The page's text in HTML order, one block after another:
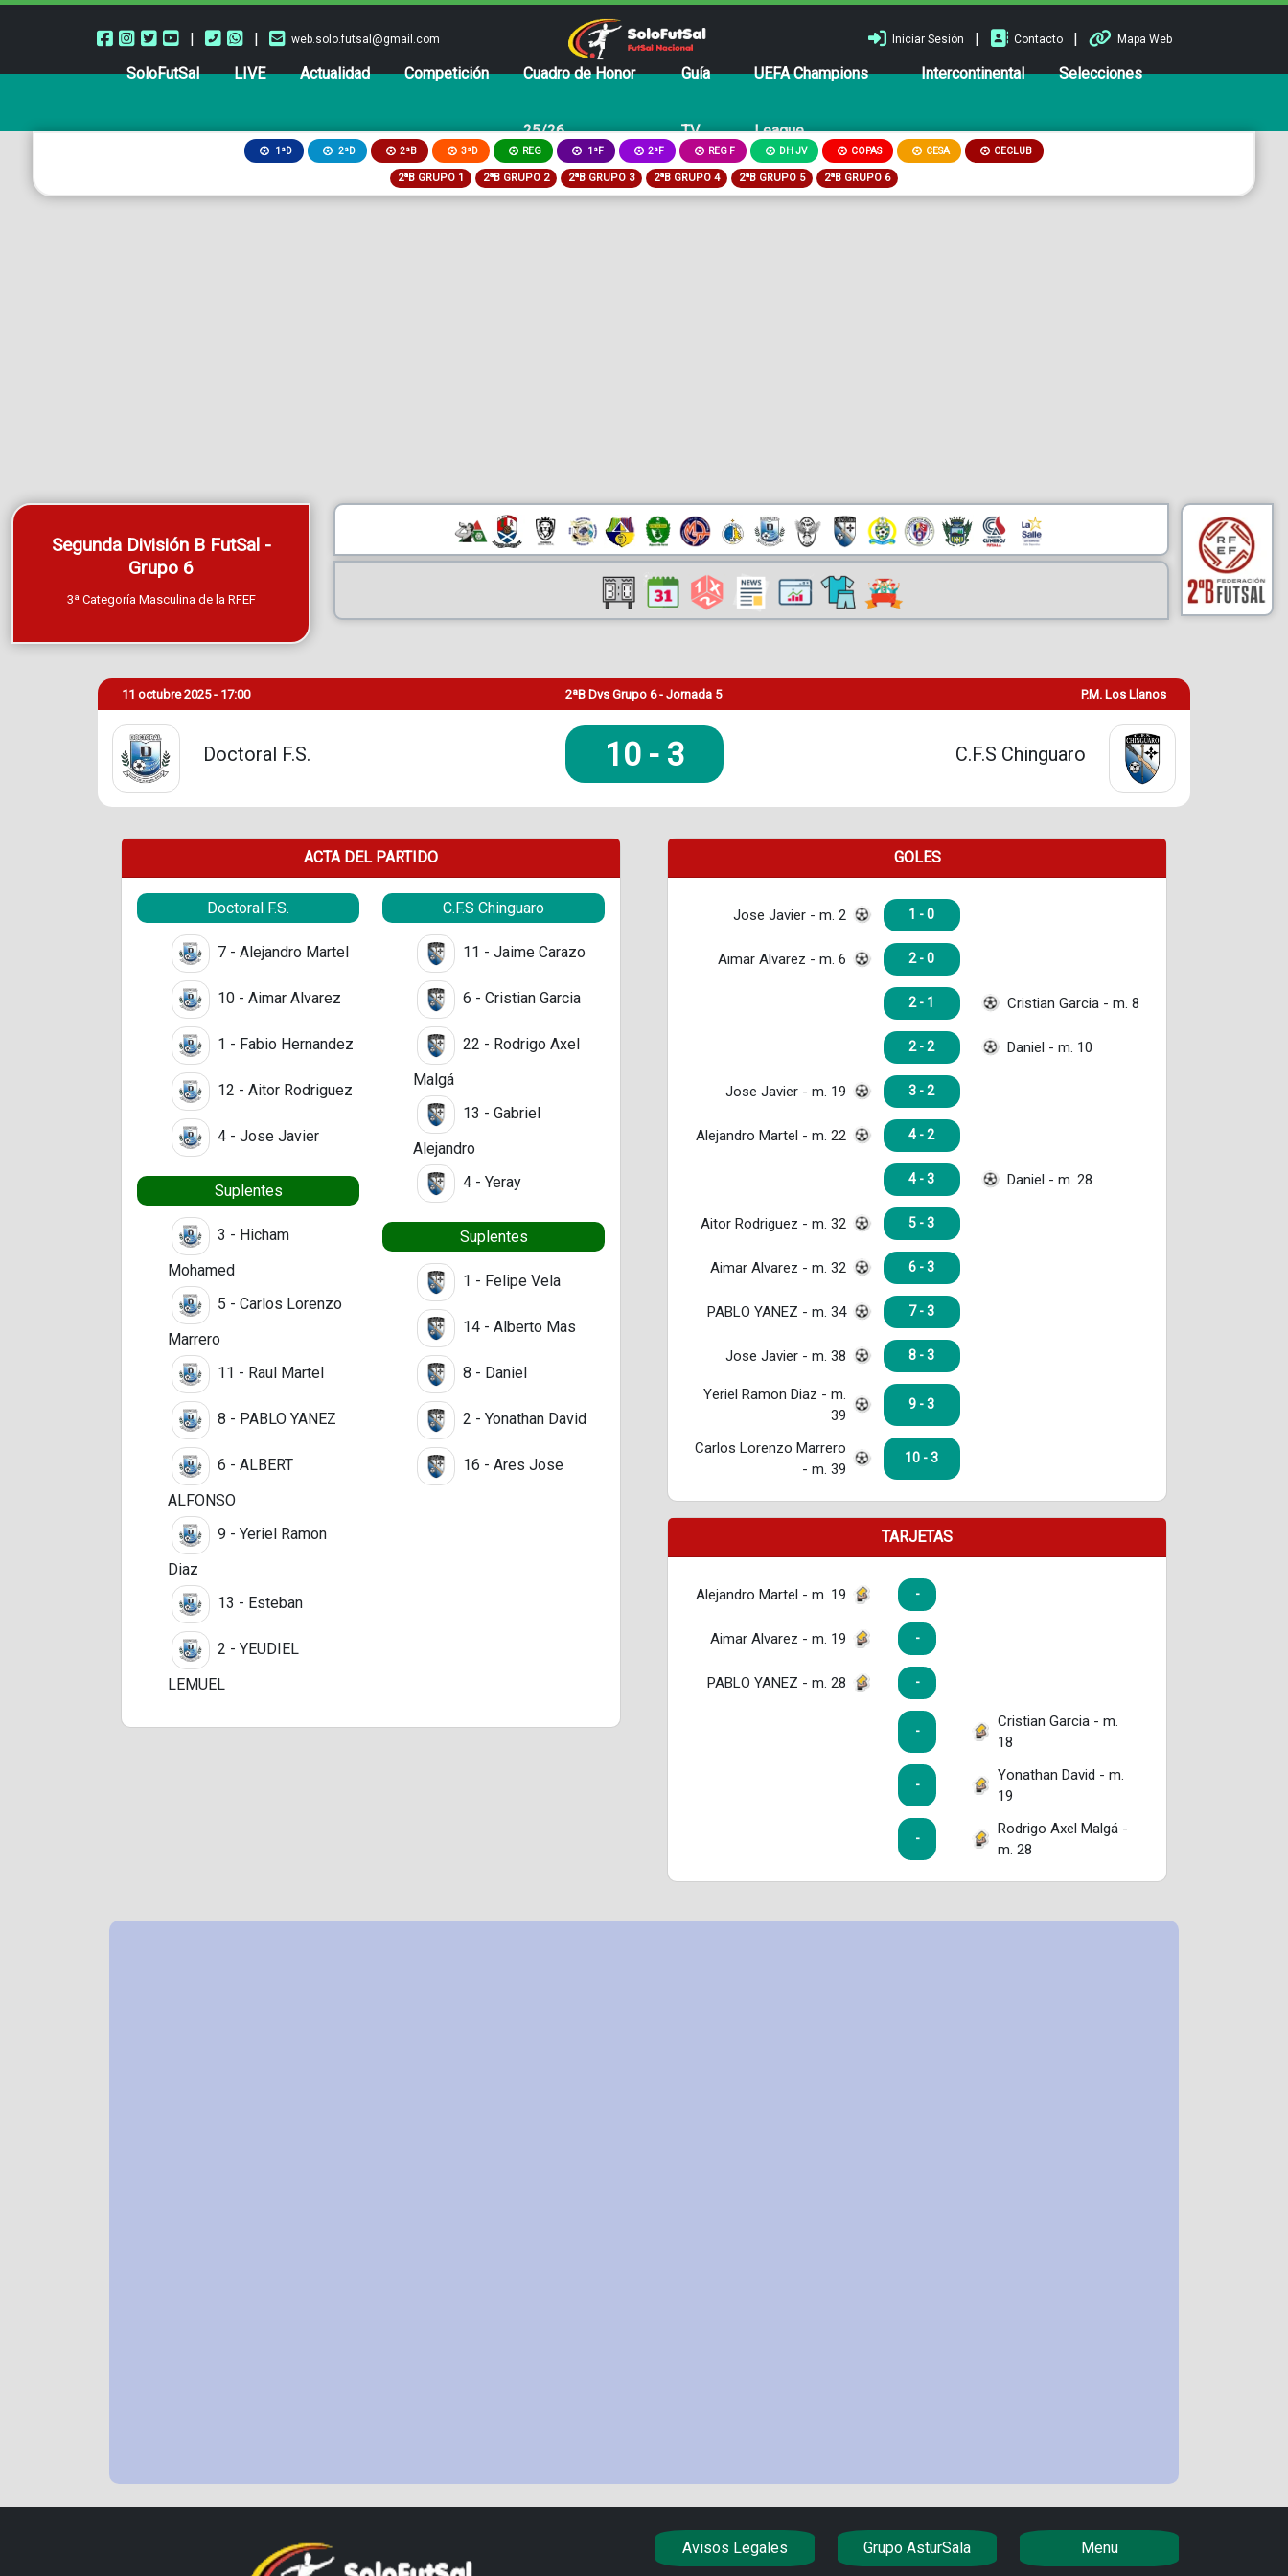
| | web.solo.futsal@gmail.com Iniciar Sesión | Contacto | Mapa Web
SoloFutSal LIVE Actualidad Competición Cuadro de Honor
25/26
Guía
TV
UEFA Champions
League
Intercontinental Selecciones
1ªD 2ªD 2ªB 3ªD REG 1ªF 2ªF REG F DH JV COPAS CESA CECLUB
2ªB GRUPO 1 2ªB GRUPO 2 2ªB GRUPO 3 2ªB GRUPO 4 2ªB GRUPO 5 2ªB GRUPO 6
Segunda División B FutSal -
Grupo 6
3ª Categoría Masculina de la RFEF
11 octubre 2025 - 17:00 2ªB Dvs Grupo 6 - Jornada 5 P.M. Los Llanos
Doctoral F.S. 10- 3 C.F.S Chinguaro
ACTA DEL PARTIDO
Doctoral F.S.
7 - Alejandro Martel
10 - Aimar Alvarez
1 - Fabio Hernandez
12 - Aitor Rodriguez
4 - Jose Javier
Suplentes
3 - Hicham
Mohamed
5 - Carlos Lorenzo
Marrero
11 - Raul Martel
8 - PABLO YANEZ
6 - ALBERT
ALFONSO
9 - Yeriel Ramon
Diaz
13 - Esteban
2 - YEUDIEL
LEMUEL
C.F.S Chinguaro
11 - Jaime Carazo
6 - Cristian Garcia
22 - Rodrigo Axel
Malgá
13 - Gabriel
Alejandro
4 - Yeray
Suplentes
1 - Felipe Vela
14 - Alberto Mas
8 - Daniel
2 - Yonathan David
16 - Ares Jose
GOLES
Jose Javier - m. 2 1 - 0
Aimar Alvarez - m. 6 2 - 0
2 - 1 Cristian Garcia - m. 8
2 - 2 Daniel - m. 10
Jose Javier - m. 19 3 - 2
Alejandro Martel - m. 22 4 - 2
4 - 3 Daniel - m. 28
Aitor Rodriguez - m. 32 5 - 3
Aimar Alvarez - m. 32 6 - 3
PABLO YANEZ - m. 34 7 - 3
Jose Javier - m. 38 8 - 3
Yeriel Ramon Diaz - m.
39
9 - 3
Carlos Lorenzo Marrero
- m. 39
10 - 3
TARJETAS
Alejandro Martel - m. 19 -
Aimar Alvarez - m. 19 -
PABLO YANEZ - m. 28 -
-
Cristian Garcia - m.
18
-
Yonathan David - m.
19
-
Rodrigo Axel Malgá -
m. 28
Avisos Legales Grupo AsturSala Menu